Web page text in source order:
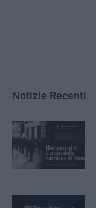
Notizie Recenti